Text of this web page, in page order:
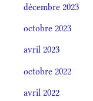
décembre 2023
octobre 2023
avril 2023
octobre 2022
avril 2022